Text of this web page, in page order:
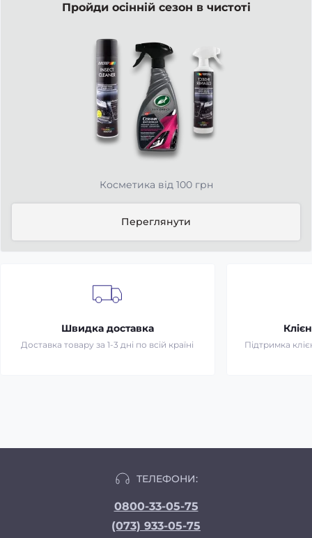
Пройди осінній сезон в чистоті
Косметика від 100 грн
Переглянути
Швидка доставка
Доставка товару за 1-3 дні по всій країні Підтримка
ТЕЛЕФОНИ:
0800-33-05-75
(073) 933-05-75